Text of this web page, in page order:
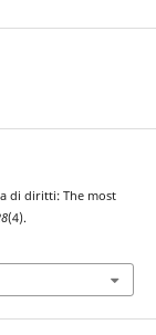
di diritti: The most
(4).